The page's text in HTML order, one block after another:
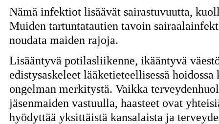
Nämä infektiot lisäävät sairastuvuutta,
Muiden tartuntatautien tavoin
noudata maiden rajoja.
Lisääntyvä potilasliikenne, ikääntyvä
edistysaskeleet lääketieteellisessä
ongelman merkitystä. Vaikka
jäsenmaiden vastuulla, haasteet ovat
hyödyttää yksittäistä kansalaista ja